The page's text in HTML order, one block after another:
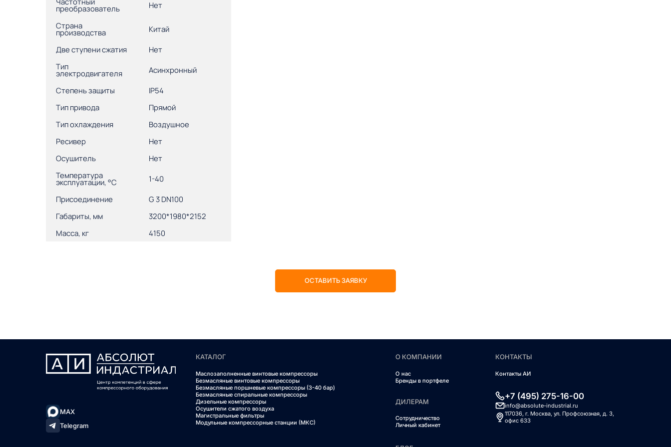
преобразователь Нет
Страна
производства Китай
Две ступени сжатия
Нет
Тип
электродвигателя Асинхронный
Степень защиты
IP54
Тип привода
Прямой
Тип охлаждения
Воздушное
Ресивер
Нет
Осушитель
Нет
Температура
эксплуатации, °С 1-40
Присоединение
G 3 DN100
Габариты, мм
3200*1980*2152
Масса, кг
4150
ОСТАВИТЬ ЗАЯВКУ
MAX
Telegram
КАТАЛОГ
Маслозаполненные винтовые компрессоры
Безмасляные винтовые компрессоры
Безмасляные поршневые компрессоры (3-40 бар)
Безмасляные спиральные компрессоры
Дизельные компрессоры
Осушители сжатого воздуха
Магистральные фильтры
Модульные компрессорные станции (МКС)
О КОМПАНИИ
О нас
Бренды в портфеле
ДИЛЕРАМ
Сотрудничество
Личный кабинет
КОНТАКТЫ
Контакты АИ
+7 (495) 275-16-00
info@absolute-industrial.ru
117036, г. Москва, ул. Профсоюзная, д. 3,
офис 633